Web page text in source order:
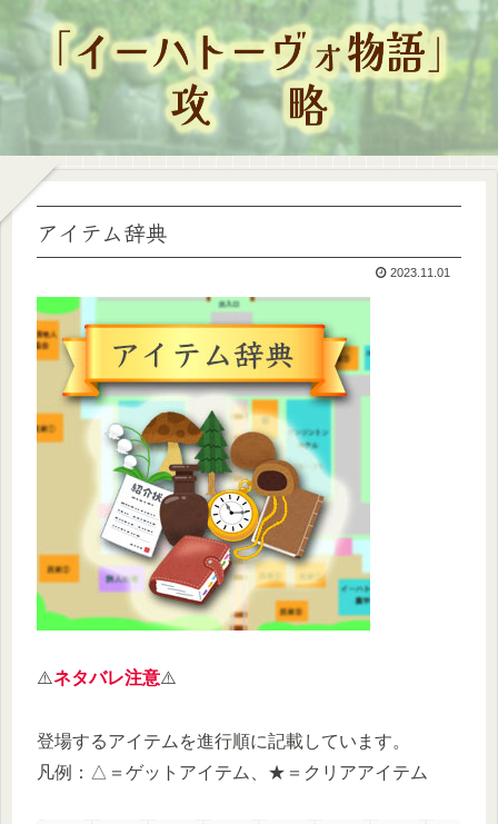
アイテム辞典
2023.11.01
⚠️ネタバレ注意⚠️
登場するアイテムを進行順に記載しています。
凡例：△＝ゲットアイテム、★＝クリアアイテム